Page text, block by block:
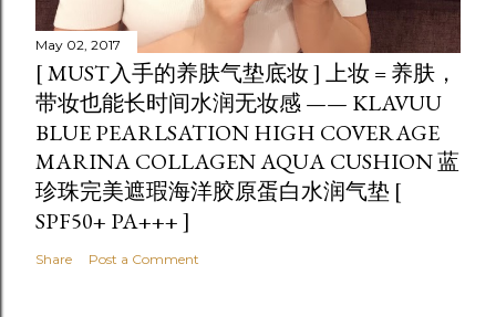
May 02, 2017
[ MUST入手的养肤气垫底妆 ] 上妆 = 养肤，
带妆也能长时间水润无妆感 —— KLAVUU
BLUE PEARLSATION HIGH COVERAGE
MARINA COLLAGEN AQUA CUSHION 蓝
珍珠完美遮瑕海洋胶原蛋白水润气垫 [
SPF50+ PA+++ ]
Share Post a Comment